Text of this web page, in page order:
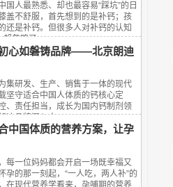
国人最熟悉、却也最容易“踩坑”的日
盖不舒服，首先想到的是补钙；孩
还是补钙。但很多人对补钙的认知
却忽略了...
心如磐铸品牌——北京朗迪
集研发、生产、销售于一体的现代
坚守适合中国人体质的钙核心定
、责任担当，成长为国内钙制剂领
迪品牌深入人...
中国体质的营养方案，让孕
每一位妈妈都会开启一场既幸福又
孕的那一刻起，“一人吃，两人补”的
在现代营养学看来，孕哺期的营养